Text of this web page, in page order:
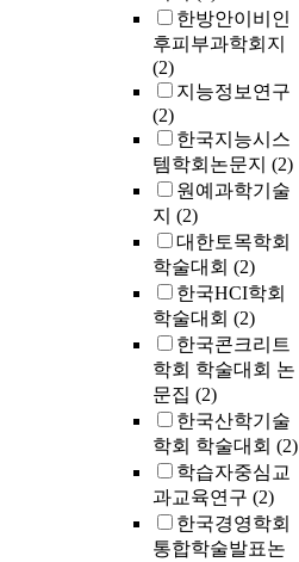
한방안이비인
후피부과학회지
(2)
지능정보연구
(2)
한국지능시스
템학회논문지 (2)
원예과학기술
지 (2)
대한토목학회
학술대회 (2)
한국HCI학회
학술대회 (2)
한국콘크리트
학회 학술대회 논
문집 (2)
한국산학기술
학회 학술대회 (2)
학습자중심교
과교육연구 (2)
한국경영학회
통합학술발표논